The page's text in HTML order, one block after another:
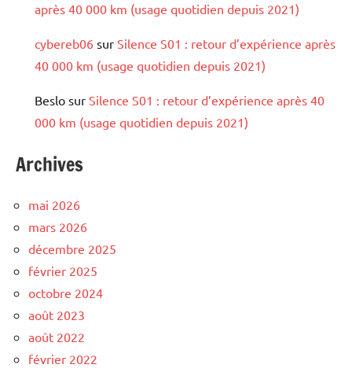
après 40 000 km (usage quotidien depuis 2021)
cybereb06 sur Silence S01 : retour d’expérience après
40 000 km (usage quotidien depuis 2021)
Beslo sur Silence S01 : retour d’expérience après 40
000 km (usage quotidien depuis 2021)
Archives
mai 2026
mars 2026
décembre 2025
février 2025
octobre 2024
août 2023
août 2022
février 2022